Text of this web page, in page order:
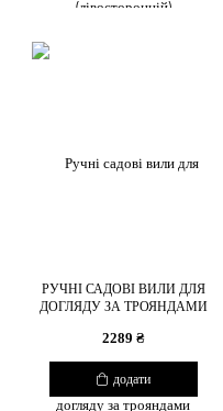
РУЧНІ САДОВІ ВИЛИ ДЛЯ
ДОГЛЯДУ ЗА ТРОЯНДАМИ
2289 ₴
додати